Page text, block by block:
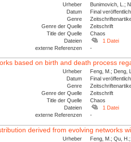
Urheber
Bunimovich, L.;
Datum
Final
Genre
Genre der Quelle
Zeitschrift
Title der Quelle
Chaos
Dateien
1 Datei
externe Referenzen
-
based on birth and death process
Urheber
Feng, M.; Deng,
Datum
Final
Genre
Genre der Quelle
Zeitschrift
Title der Quelle
Chaos
Dateien
1 Datei
externe Referenzen
-
derived from evolving networks
Urheber
Feng, M.; Qu,